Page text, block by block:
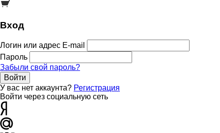
Вход
Логин или адрес E-mail
Пароль
Забыли свой пароль?
Войти
У вас нет аккаунта? Регистрация
Войти через социальную сеть